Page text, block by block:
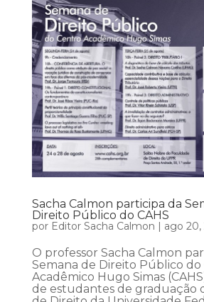
Sacha Calmon participa da
Direito Público do CAHS
por Editor Sacha Calmon | ago 20,
O professor Sacha Calmon
Semana de Direito Público
Acadêmico Hugo Simas
de estudantes de graduação